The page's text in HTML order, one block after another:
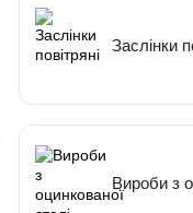
Заслінки
Вироби з